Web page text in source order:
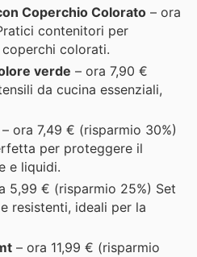
Coperchio Colorato – ora
contenitori per
colorati.
verde – ora 7,90 €
da cucina essenziali,
– ora 7,49 € (risparmio 30%)
per proteggere il
e liquidi.
5,99 € (risparmio 25%) Set
resistenti, ideali per la
– ora 11,99 € (risparmio